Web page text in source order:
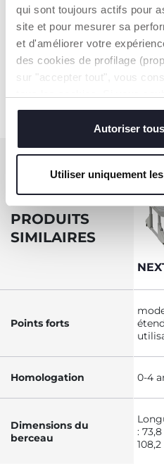
qui sont toujours actifs pour
site et pour mesurer sa
et d'améliorer votre
des cookies de profilage
sur "accepter tout", vous
modifier ou révoquer le
cookies ou de certains
les détails". En fermant cette
sont indispensables pour
Autoriser
Utiliser uniquement
COMPARER
DES
PRODUITS
SIMILAIRES
Points forts
Homologation 0-4
Dimensions du
berceau
: